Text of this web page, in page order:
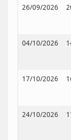
26/09/2026
04/10/2026
17/10/2026
24/10/2026